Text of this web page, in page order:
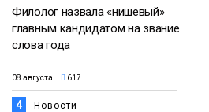
Филолог назвала «нишевый»
главным кандидатом на звание
слова года
08 августа 617
4 Новости